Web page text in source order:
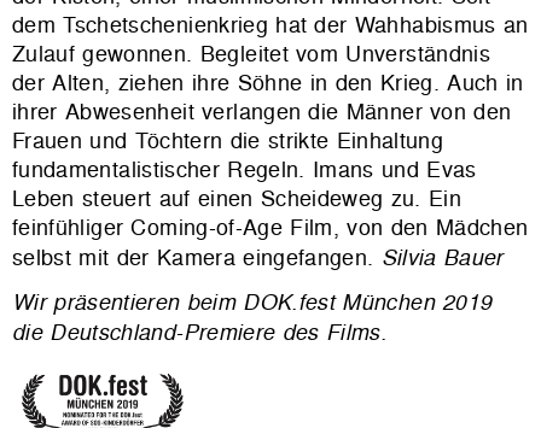
dem Tschetschenienkrieg hat der Wahhabismus an
Zulauf gewonnen. Begleitet vom Unverständnis
der Alten, ziehen ihre Söhne in den Krieg. Auch in
ihrer Abwesenheit verlangen die Männer von den
Frauen und Töchtern die strikte Einhaltung
fundamentalistischer Regeln. Imans und Evas
Leben steuert auf einen Scheideweg zu. Ein
feinfühliger Coming-of-Age Film, von den Mädchen
selbst mit der Kamera eingefangen. Silvia Bauer
Wir präsentieren beim DOK.fest München 2019
die Deutschland-Premiere des Films.